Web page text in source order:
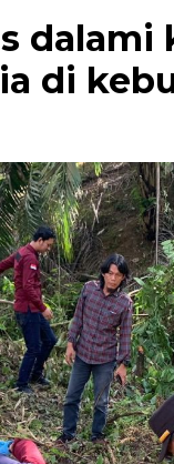
dalami
di